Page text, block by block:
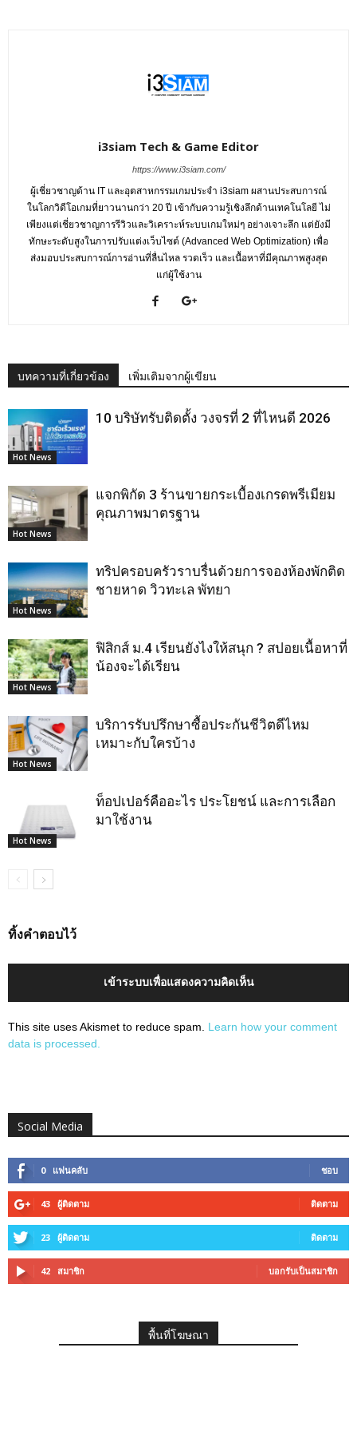
i3siam Tech & Game Editor
https://www.i3siam.com/
ผู้เชี่ยวชาญด้าน IT และอุตสาหกรรมเกมประจำ i3siam ผสานประสบการณ์
ในโลกวิดีโอเกมที่ยาวนานกว่า 20 ปี เข้ากับความรู้เชิงลึกด้านเทคโนโลยี ไม่
เพียงแต่เชี่ยวชาญการรีวิวและวิเคราะห์ระบบเกมใหม่ๆ อย่างเจาะลึก แต่ยังมี
ทักษะระดับสูงในการปรับแต่งเว็บไซต์ (Advanced Web Optimization) เพื่อ
ส่งมอบประสบการณ์การอ่านที่ลื่นไหล รวดเร็ว และเนื้อหาที่มีคุณภาพสูงสุด
แก่ผู้ใช้งาน
บทความที่เกี่ยวข้อง เพิ่มเติมจากผู้เขียน
Hot News
10 บริษัทรับติดตั้ง วงจรที่ 2 ที่ไหนดี 2026
Hot News
แจกพิกัด 3 ร้านขายกระเบื้องเกรดพรีเมียม
คุณภาพมาตรฐาน
Hot News
ทริปครอบครัวราบรื่นด้วยการจองห้องพักติด
ชายหาด วิวทะเล พัทยา
Hot News
ฟิสิกส์ ม.4 เรียนยังไงให้สนุก ? สปอยเนื้อหาที่
น้องจะได้เรียน
Hot News
บริการรับปรึกษาซื้อประกันชีวิตดีไหม
เหมาะกับใครบ้าง
Hot News
ท็อปเปอร์คืออะไร ประโยชน์ และการเลือก
มาใช้งาน
ทิ้งคำตอบไว้
เข้าระบบเพื่อแสดงความคิดเห็น
This site uses Akismet to reduce spam. Learn how your comment
data is processed.
Social Media
0 แฟนคลับ ชอบ
43 ผู้ติดตาม ติดตาม
23 ผู้ติดตาม ติดตาม
42 สมาชิก บอกรับเป็นสมาชิก
พื้นที่โฆษณา